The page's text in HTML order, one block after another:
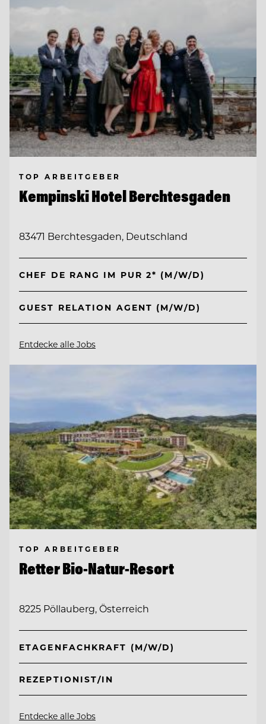
TOP ARBEITGEBER
Kempinski Hotel Berchtesgaden
83471 Berchtesgaden, Deutschland
CHEF DE RANG IM PUR 2* (M/W/D)
GUEST RELATION AGENT (M/W/D)
Entdecke alle Jobs
TOP ARBEITGEBER
Retter Bio-Natur-Resort
8225 Pöllauberg, Österreich
ETAGENFACHKRAFT (M/W/D)
REZEPTIONIST/IN
Entdecke alle Jobs